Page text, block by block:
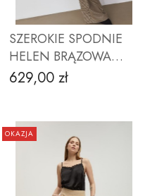
SZEROKIE SPODNIE
HELEN BRĄZOWA
KRATA
Cena
629,00 zł
OKAZJA